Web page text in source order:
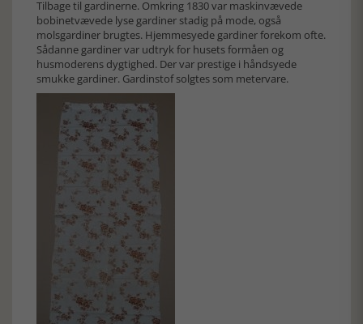
Tilbage til gardinerne. Omkring 1830 var maskinvævede
bobinetvævede lyse gardiner stadig på mode, også
molsgardiner brugtes. Hjemmesyede gardiner forekom ofte.
Sådanne gardiner var udtryk for husets formåen og
husmoderens dygtighed. Der var prestige i håndsyede
smukke gardiner. Gardinstof solgtes som metervare.